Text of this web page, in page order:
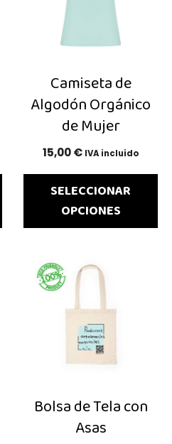
Camiseta de
Algodón Orgánico
de Mujer
15,00€ IVA incluido
SELECCIONAR
OPCIONES
variantes.
pueden
elegir
página
producto
Bolsa de Tela con
Asas